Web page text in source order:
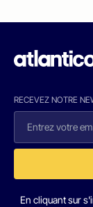
RECEVEZ NOTRE
En cliquant sur